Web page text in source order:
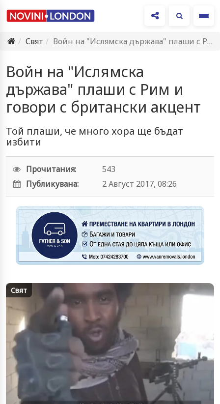
Свят
Войн на "Ислямска държава" плаши с Рим и говори с…
Войн на "Ислямска
държава" плаши с Рим и
говори с британски акцент
Той плаши, че много хора ще бъдат
избити
Прочитания:
543
Публикувана:
2 Август 2017, 08:26
Свят